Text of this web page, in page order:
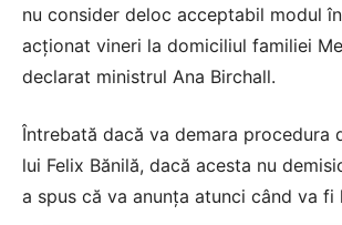
nu consider deloc acceptabil modul
acționat vineri la domiciliul familiei
declarat ministrul Ana Birchall.
Întrebată dacă va demara procedura
lui Felix Bănilă, dacă acesta nu
a spus că va anunța atunci când va fi